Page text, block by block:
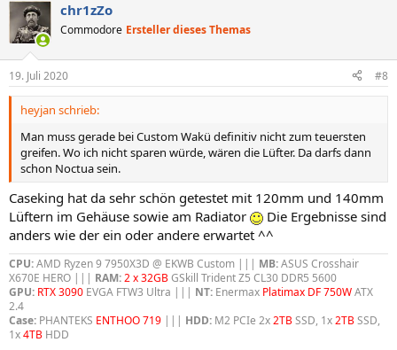
chr1zZo
Commodore Ersteller dieses Themas
19. Juli 2020 #8
heyjan schrieb:
Man muss gerade bei Custom Wakü definitiv nicht zum teuersten
greifen. Wo ich nicht sparen würde, wären die Lüfter. Da darfs dann
schon Noctua sein.
Caseking hat da sehr schön getestet mit 120mm und 140mm
Lüftern im Gehäuse sowie am Radiator
Die Ergebnisse sind
anders wie der ein oder andere erwartet ^^
CPU:AMD Ryzen 9 7950X3D @ EKWB Custom ||| MB:ASUS Crosshair
X670E HERO ||| RAM:2 x 32GBGSkill Trident Z5 CL30 DDR5 5600
GPU: RTX 3090 EVGA FTW3 Ultra ||| NT: Enermax Platimax DF 750WATX
2.4
Case: PHANTEKS ENTHOO 719 ||| HDD: M2 PCIe 2x2TBSSD, 1x2TBSSD,
1x4TB HDD